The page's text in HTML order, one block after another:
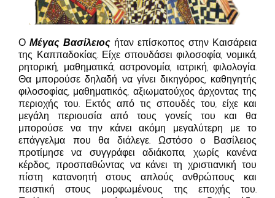
Ο Μέγας Βασίλειος ήταν επίσκοπος στην Καισάρεια
της Καππαδοκίας. Είχε σπουδάσει φιλοσοφία, νομικά,
ρητορική, μαθηματικά, αστρονομία, ιατρική, φιλολογία.
Θα μπορούσε δηλαδή να γίνει δικηγόρος, καθηγητής
φιλοσοφίας, μαθηματικός, αξιωματούχος άρχοντας της
περιοχής του. Εκτός από τις σπουδές του, είχε και
μεγάλη περιουσία από τους γονείς του και θα
μπορούσε να την κάνει ακόμη μεγαλύτερη με το
επάγγελμα που θα διάλεγε. Ωστόσο ο Βασίλειος
προτίμησε να συγγράφει αδιάκοπα, χωρίς κανένα
κέρδος, προσπαθώντας να κάνει τη χριστιανική του
πίστη κατανοητή στους απλούς ανθρώπους και
πειστική στους μορφωμένους της εποχής του.